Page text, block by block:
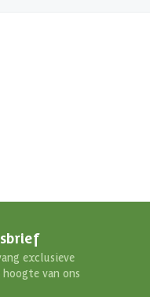
exclusieve
van ons